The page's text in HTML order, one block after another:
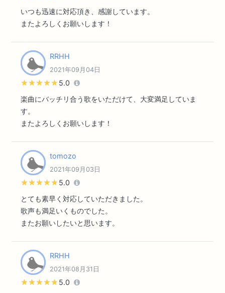
いつも迅速に対応頂き、感謝しています。
またよろしくお願いします！
RRHH
2021年09月04日
★★★★★
★★★★★ 5.0
楽曲にバッチリ合う歌をいただけて、大変満足していま
す。
またよろしくお願いします！
tomozo
2021年09月03日
★★★★★
★★★★★ 5.0
とても素早く対応していただきました。
歌声も満足いくものでした。
またお願いしたいと思います。
RRHH
2021年08月31日
★★★★★
★★★★★ 5.0